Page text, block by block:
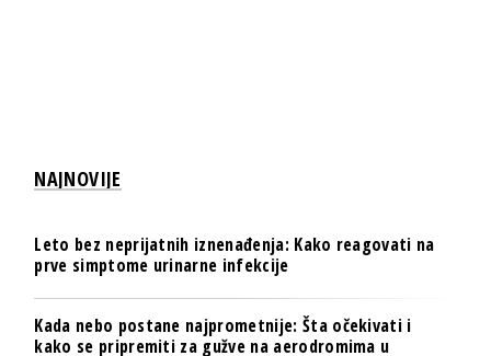
NAJNOVIJE
Leto bez neprijatnih iznenađenja: Kako reagovati na
prve simptome urinarne infekcije
Kada nebo postane najprometnije: Šta očekivati i
kako se pripremiti za gužve na aerodromima u